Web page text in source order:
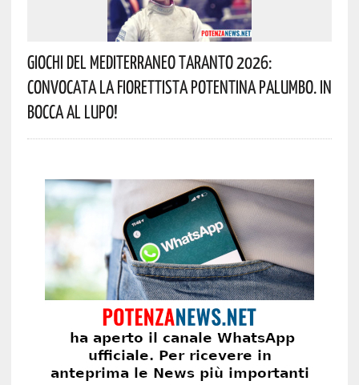
Giochi Del Mediterraneo Taranto 2026:
Convocata La Fiorettista Potentina Palumbo. In
Bocca Al Lupo!